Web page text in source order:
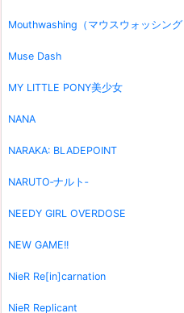
Mouthwashing（マウスウォッシング
Muse Dash
MY LITTLE PONY美少女
NANA
NARAKA: BLADEPOINT
NARUTO‐ナルト‐
NEEDY GIRL OVERDOSE
NEW GAME!!
NieR Re[in]carnation
NieR Replicant